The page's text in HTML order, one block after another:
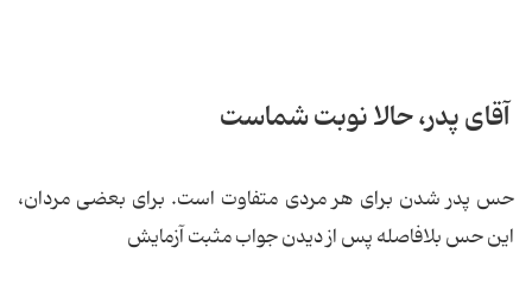
آقای پدر، حالا نوبت شماست
حس پدر شدن برای هر مردی متفاوت است. برای بعضی مردان،
این حس بلافاصله پس از دیدن جواب مثبت آزمایش